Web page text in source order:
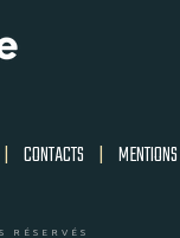
| CONTACTS | MENTIONS